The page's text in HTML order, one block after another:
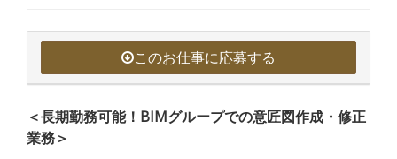
このお仕事に応募する
＜長期勤務可能！BIMグループでの意匠図作成・修正
業務＞